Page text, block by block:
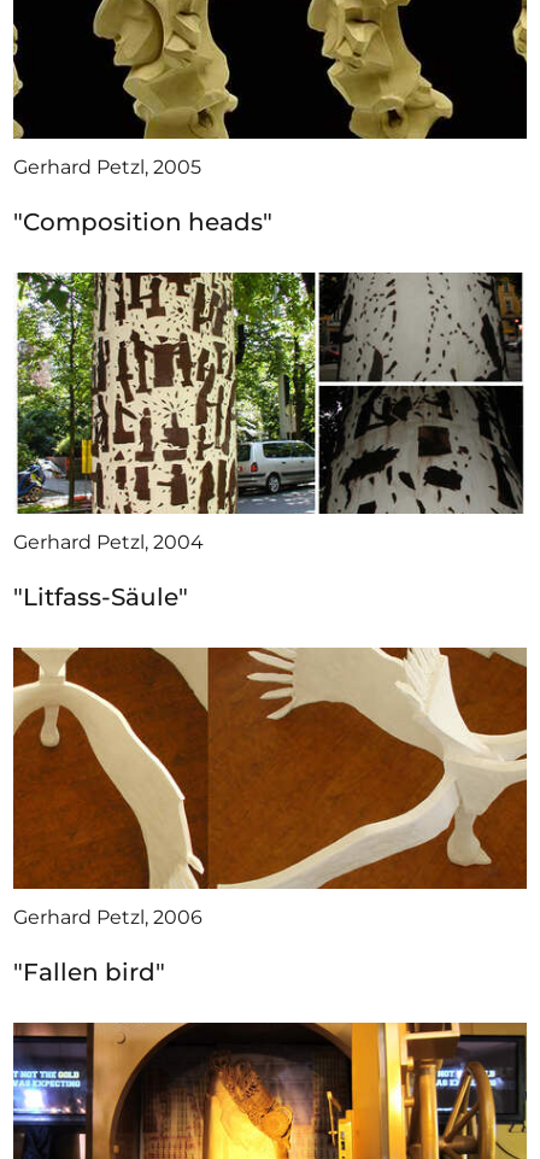
Gerhard Petzl, 2005
"Composition heads"
Gerhard Petzl, 2004
"Litfass-Säule"
Gerhard Petzl, 2006
"Fallen bird"